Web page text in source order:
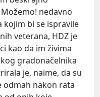
nedavno
kojim bi se ispravile
veterana, HDZ je
kao da im živima
gradonačelnika
je, naime, da su
odmah nakon rata